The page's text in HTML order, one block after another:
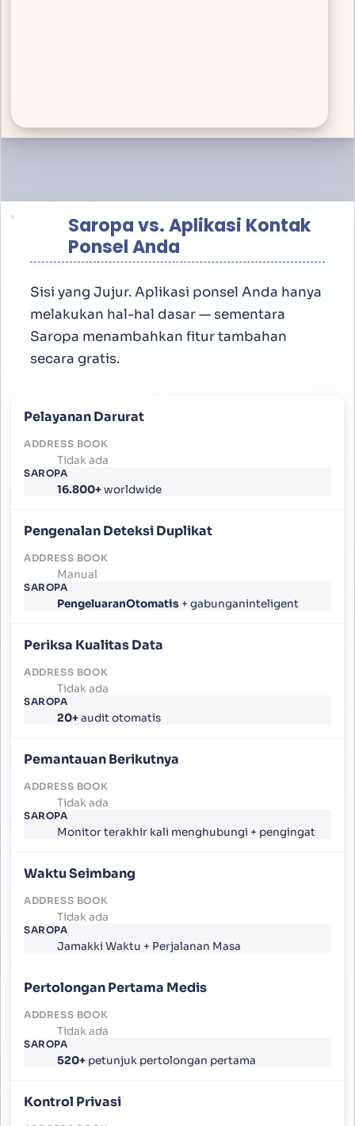
Saropa vs. Aplikasi Kontak
Ponsel Anda
Sisi yang Jujur. Aplikasi ponsel Anda hanya
melakukan hal-hal dasar — sementara
Saropa menambahkan fitur tambahan
secara gratis.
Pelayanan Darurat
Tidak ada
16.800+worldwide
Pengenalan Deteksi Duplikat
Manual
PengeluaranOtomatis + gabunganinteligent
Periksa Kualitas Data
Tidak ada
20+audit otomatis
Pemantauan Berikutnya
Tidak ada
Monitor terakhir kali menghubungi + pengingat
Waktu Seimbang
Tidak ada
Jamakki Waktu + Perjalanan Masa
Pertolongan Pertama Medis
Tidak ada
520+ petunjuk pertolongan pertama
Kontrol Privasi